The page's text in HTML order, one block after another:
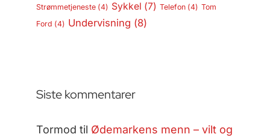
Strømmetjeneste(4) Sykkel (7) Telefon(4) Tom
Ford (4) Undervisning (8)
Siste kommentarer
Tormod til Ødemarkens menn – vilt og